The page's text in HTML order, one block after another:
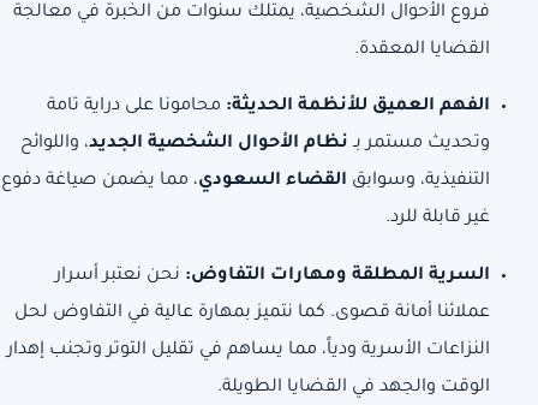
فروع الأحوال الشخصية، يمتلك سنوات من الخبرة في معالجة
القضايا المعقدة.
الفهم العميق للأنظمة الحديثة: محامونا على دراية تامة
وتحديث مستمر بـ نظام الأحوال الشخصية الجديد، واللوائح
التنفيذية، وسوابق القضاء السعودي، مما يضمن صياغة دفوع
غير قابلة للرد.
السرية المطلقة ومهارات التفاوض: نحن نعتبر أسرار
عملائنا أمانة قصوى. كما نتميز بمهارة عالية في التفاوض لحل
النزاعات الأسرية ودياً، مما يساهم في تقليل التوتر وتجنب إهدار
الوقت والجهد في القضايا الطويلة.